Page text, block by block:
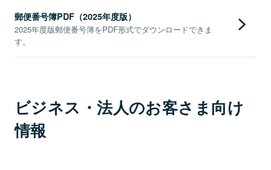
郵便番号簿PDF（2025年度版）
2025年度版郵便番号簿をPDF形式でダウンロードできま
す。
ビジネス・法人のお客さま向け
情報